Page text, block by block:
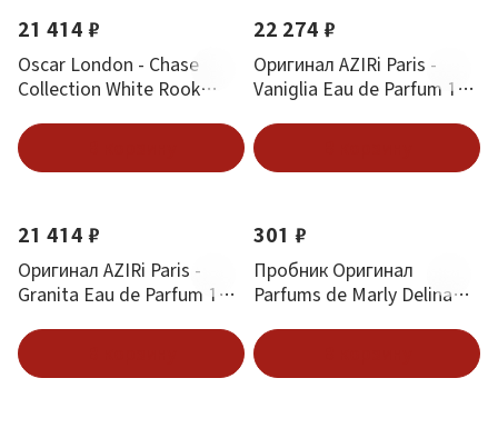
21 414 ₽
Oscar London - Chase
Collection White Rook
22 274 ₽
Оригинал AZIRi Paris -
Vaniglia Eau de Parfum 100
Новинка Хит
21 414 ₽
Оригинал AZIRi Paris -
Granita Eau de Parfum 100
301 ₽
Пробник Оригинал
Parfums de Marly Delina